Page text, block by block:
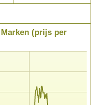
(prijs per